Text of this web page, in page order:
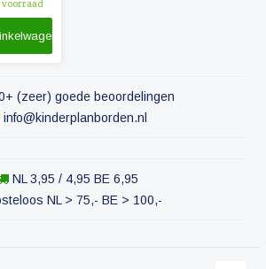
voorraad
(zeer) goede beoordelingen
info@kinderplanborden.nl
NL 3,95 / 4,95 BE 6,95
NL > 75,- BE > 100,-